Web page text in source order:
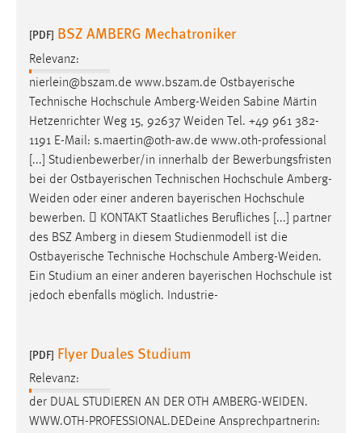
[PDF] BSZ AMBERG Mechatroniker
Relevanz:
nierlein@bszam.de www.bszam.de Ostbayerische
Technische Hochschule Amberg-Weiden Sabine Märtin
Hetzenrichter Weg 15, 92637 Weiden Tel. +49 961 382-
1191 E-Mail: s.maertin@oth-aw.de www.oth-professional
[...] Studienbewerber/in innerhalb der Bewerbungsfristen
bei der Ostbayerischen Technischen Hochschule Amberg-
Weiden oder einer anderen bayerischen Hochschule
bewerben.  KONTAKT Staatliches Berufliches [...] partner
des BSZ Amberg in diesem Studienmodell ist die
Ostbayerische Technische Hochschule Amberg-Weiden.
Ein Studium an einer anderen bayerischen Hochschule ist
jedoch ebenfalls möglich. Industrie-
[PDF] Flyer Duales Studium
Relevanz:
der DUAL STUDIEREN AN DER OTH AMBERG-WEIDEN.
WWW.OTH-PROFESSIONAL.DEDeine Ansprechpartnerin: